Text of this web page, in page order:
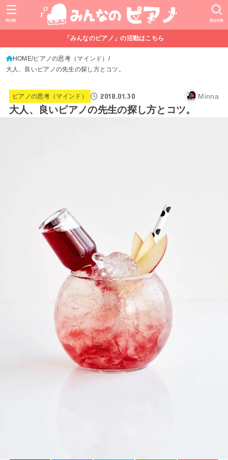
SEARCH
MENU
「みんなのピアノ」の活動はこちら
HOME ピアノの思考（マインド）
大人、良いピアノの先生の探し方とコツ。
ピアノの思考（マインド） 2018.01.30 Minna
大人、良いピアノの先生の探し方とコツ。